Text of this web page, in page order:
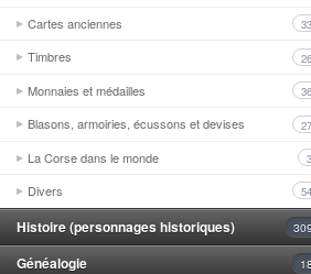
Cartes anciennes 33
Timbres 26
Monnaies et médailles 36
Blasons, armoiries, écussons et devises 27
La Corse dans le monde 3
Divers 54
Histoire (personnages historiques)
Généalogie